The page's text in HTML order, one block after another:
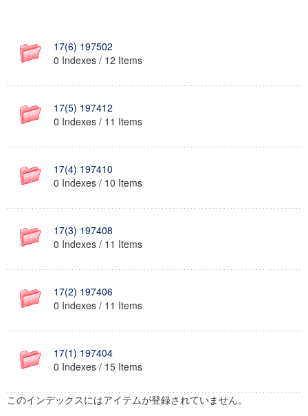
17(6) 197502
0 Indexes / 12 Items
17(5) 197412
0 Indexes / 11 Items
17(4) 197410
0 Indexes / 10 Items
17(3) 197408
0 Indexes / 11 Items
17(2) 197406
0 Indexes / 11 Items
17(1) 197404
0 Indexes / 15 Items
このインデックスにはアイテムが登録されていません。